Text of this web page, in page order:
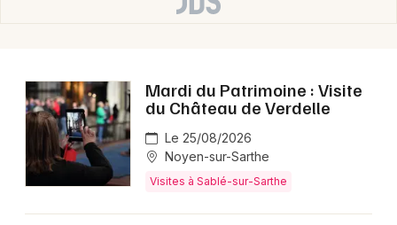
Mardi du Patrimoine : Visite
du Château de Verdelle
Le 25/08/2026
Noyen-sur-Sarthe
Visites à Sablé-sur-Sarthe